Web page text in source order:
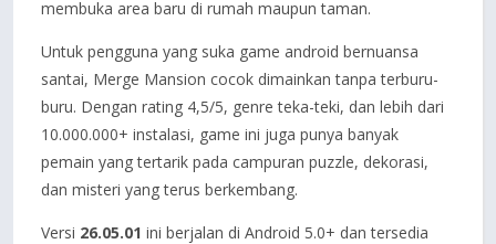
membuka area baru di rumah maupun taman.
Untuk pengguna yang suka game android bernuansa
santai, Merge Mansion cocok dimainkan tanpa terburu-
buru. Dengan rating 4,5/5, genre teka-teki, dan lebih dari
10.000.000+ instalasi, game ini juga punya banyak
pemain yang tertarik pada campuran puzzle, dekorasi,
dan misteri yang terus berkembang.
Versi 26.05.01 ini berjalan di Android 5.0+ dan tersedia